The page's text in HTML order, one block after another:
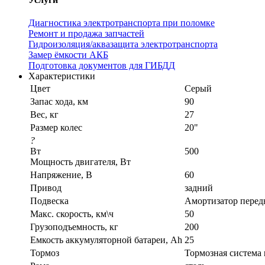
Диагностика электротранспорта при поломке
Ремонт и продажа запчастей
Гидроизоляция/аквазащита электротранспорта
Замер ёмкости АКБ
Подготовка документов для ГИБДД
Характеристики
Цвет
Серый
Запас хода, км
90
Вес, кг
27
Размер колес
20"
?
Вт
Мощность двигателя, Вт
500
Напряжение, В
60
Привод
задний
Подвеска
Амортизатор
Макс. скорость, км\ч
50
Грузоподъемность, кг
200
Емкость аккумуляторной батареи, Ah 25
Тормоз
Тормозная система